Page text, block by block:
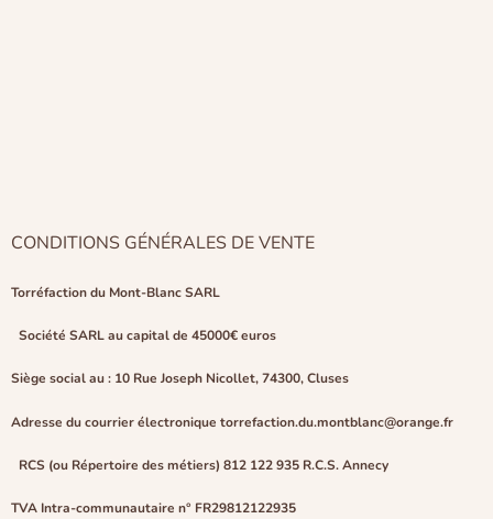
CONDITIONS GÉNÉRALES DE VENTE
Torréfaction du Mont-Blanc SARL
Société SARL au capital de 45000€ euros
Siège social au : 10 Rue Joseph Nicollet, 74300, Cluses
Adresse du courrier électronique torrefaction.du.montblanc@orange.fr
RCS (ou Répertoire des métiers) 812 122 935 R.C.S. Annecy
TVA Intra-communautaire n° FR29812122935